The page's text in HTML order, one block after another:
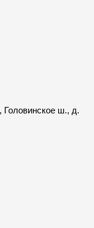
ш., д.